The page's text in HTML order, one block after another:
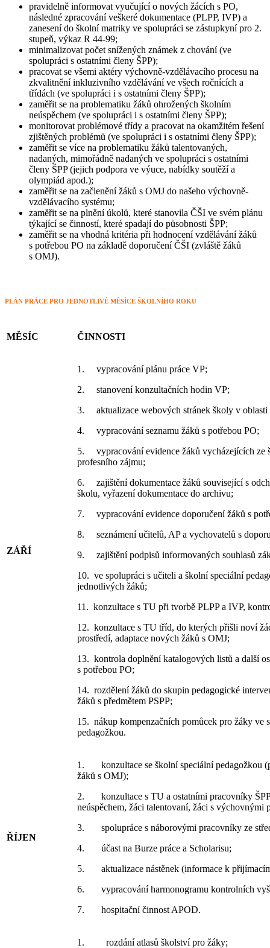
pravidelně informovat vyučující o nových žácích s PO,
následné zpracování veškeré dokumentace (PLPP, IVP) a
zanesení do školní matriky ve spolupráci se zástupkyní pro 2.
stupeň, výkaz R 44-99;
minimalizovat počet snížených známek z chování (ve
spolupráci s ostatními členy ŠPP);
pracovat se všemi aktéry výchovně-vzdělávacího procesu na
zkvalitnění inkluzivního vzdělávání ve všech ročnících a
třídách (ve spolupráci i s ostatními členy ŠPP);
zaměřit se na problematiku žáků ohrožených školním
neúspěchem (ve spolupráci i s ostatními členy ŠPP);
monitorovat problémové třídy a pracovat na okamžitém řešení
zjištěných problémů (ve spolupráci i s ostatními členy ŠPP);
zaměřit se více na problematiku žáků talentovaných,
nadaných, mimořádně nadaných ve spolupráci s ostatními
členy ŠPP (jejich podpora ve výuce, nabídky soutěží a
olympiád apod.);
zaměřit se na začlenění žáků s OMJ do našeho výchovně-
vzdělávacího systému;
zaměřit se na plnění úkolů, které stanovila ČŠI ve svém plánu
týkající se činností, které spadají do působnosti ŠPP;
zaměřit se na vhodná kritéria při hodnocení vzdělávání žáků
s potřebou PO na základě doporučení ČŠI (zvláště žáků
s OMJ).
PLÁN PRÁCE PRO JEDNOTLIVÉ MĚSÍCE ŠKOLNÍHO ROKU
MĚSÍC ČINNOSTI
ZÁŘÍ
1. vypracování plánu práce VP;
2. stanovení konzultačních hodin VP;
3. aktualizace webových stránek školy v oblasti
4. vypracování seznamu žáků s potřebou PO;
5. vypracování evidence žáků vycházejících ze
profesního zájmu;
6. zajištění dokumentace žáků související s
školu, vyřazení dokumentace do archivu;
7. vypracování evidence doporučení žáků s
8. seznámení učitelů, AP a vychovatelů s
9. zajištění podpisů informovaných souhlasů
10. ve spolupráci s učiteli a školní speciální
jednotlivých žáků;
11. konzultace s TU při tvorbě PLPP a IVP,
12. konzultace s TU tříd, do kterých přišli noví
prostředí, adaptace nových žáků s OMJ;
13. kontrola doplnění katalogových listů a další
s potřebou PO;
14. rozdělení žáků do skupin pedagogické
žáků s předmětem PSPP;
15. nákup kompenzačních pomůcek pro žáky ve
pedagožkou.
ŘÍJEN
1. konzultace se školní speciální pedagožkou
žáků s OMJ);
2. konzultace s TU a ostatními pracovníky
neúspěchem, žáci talentovaní, žáci s výchovnými
3. spolupráce s náborovými pracovníky ze
4. účast na Burze práce a Scholarisu;
5. aktualizace nástěnek (informace k
6. vypracování harmonogramu kontrolních
7. hospitační činnost APOD.
1. rozdání atlasů školství pro žáky;